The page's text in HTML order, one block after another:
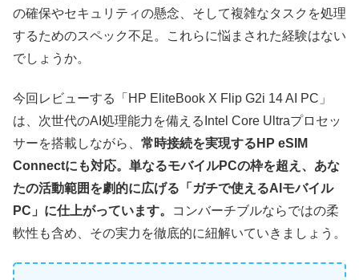
の確保やセキュリティの懸念、そして複雑なタスクを処理
するためのスペック不足。これらに悩まされた経験はない
でしょうか。
今回レビューする「HP EliteBook X Flip G2i 14 AI PC」
は、次世代のAI処理能力を備えるIntel Core Ultraプロセッ
サーを搭載しながら、 常時接続を実現するHP eSIM
Connectにも対応。単なるモバイルPCの枠を超え、あな
たの活動範囲を劇的に広げる「ガチで使えるAIモバイル
PC」に仕上がっています。
コンバーチブルならではの柔
軟性も含め、その実力を徹底的に紐解いていきましょう。